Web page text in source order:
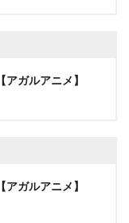
ガルアニメ】
ガルアニメ】